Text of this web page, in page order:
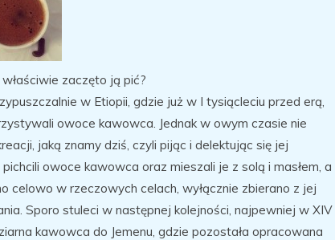
zaczęto ją pić?
w Etiopii, gdzie już w I tysiącleciu przed erą,
owoce kawowca. Jednak w owym czasie nie
jaką znamy dziś, czyli pijąc i delektując się jej
owoce kawowca oraz mieszali je z solą i masłem, a
celowo w rzeczowych celach, wyłącznie zbierano z jej
Sporo stuleci w następnej kolejności, najpewniej w XIV
kawowca do Jemenu, gdzie pozostała opracowana